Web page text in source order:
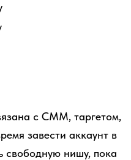
с СММ, таргетом,
завести аккаунт в
свободную нишу, пока